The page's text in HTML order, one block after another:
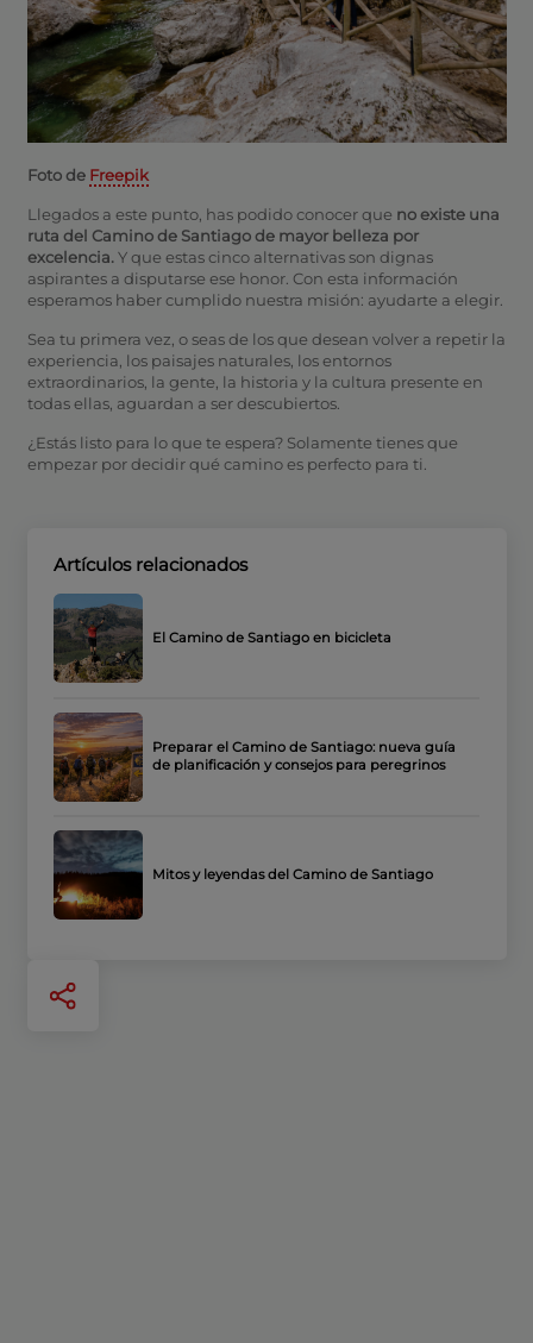
Foto de Freepik
Llegados a este punto, has podido conocer que no existe una
ruta del Camino de Santiago de mayor belleza por
excelencia.Y que estas cinco alternativas son dignas
aspirantes a disputarse ese honor. Con esta información
esperamos haber cumplido nuestra misión: ayudarte a elegir.
Sea tu primera vez, o seas de los que desean volver a repetir la
experiencia, los paisajes naturales, los entornos
extraordinarios, la gente, la historia y la cultura presente en
todas ellas, aguardan a ser descubiertos.
¿Estás listo para lo que te espera? Solamente tienes que
empezar por decidir qué camino es perfecto para ti.
Artículos relacionados
El Camino de Santiago en bicicleta
Preparar el Camino de Santiago: nueva guía
de planificación y consejos para peregrinos
Mitos y leyendas del Camino de Santiago